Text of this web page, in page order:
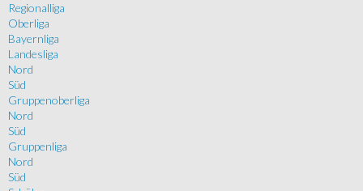
Regionalliga
Oberliga
Bayernliga
Landesliga
Nord
Süd
Gruppenoberliga
Nord
Süd
Gruppenliga
Nord
Süd